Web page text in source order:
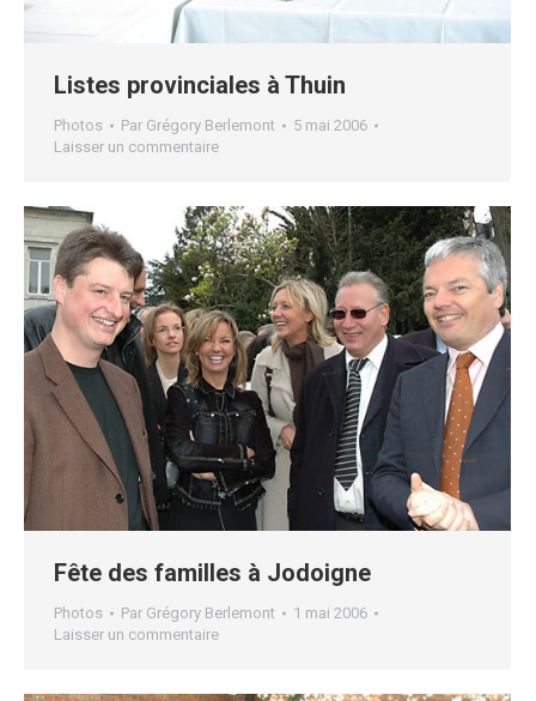
Listes provinciales à Thuin
Photos Par Grégory Berlemont
5 mai 2006
Laisser un commentaire
Fête des familles à Jodoigne
Photos Par Grégory Berlemont
1 mai 2006
Laisser un commentaire